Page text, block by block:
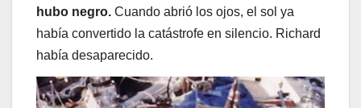
hubo negro. Cuando abrió los ojos, el sol ya
había convertido la catástrofe en silencio. Richard
había desaparecido.